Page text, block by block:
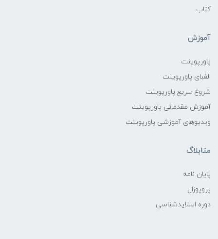
کتاب
آموزش
پاورپوینت
الفبای پاورپوینت
شروع سریع پاورپوینت
آموزش مقدماتی پاورپوینت
ویدیوهای آموزشی پاورپوینت
متابلاگ
پایان نامه
پروپوزال
دوره اسلایدشناسی